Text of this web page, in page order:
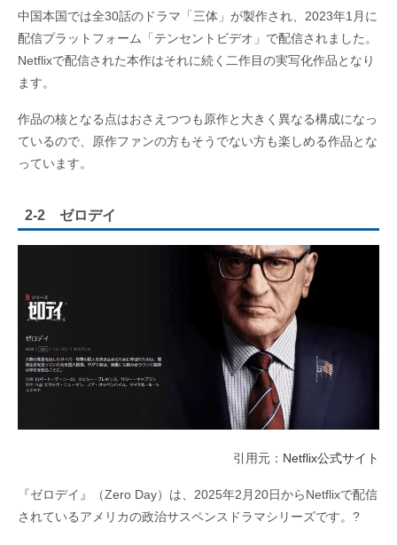
中国本国では全30話のドラマ「三体」が製作され、2023年1月に
配信プラットフォーム「テンセントビデオ」で配信されました。
Netflixで配信された本作はそれに続く二作目の実写化作品となり
ます。
作品の核となる点はおさえつつも原作と大きく異なる構成になっ
ているので、原作ファンの方もそうでない方も楽しめる作品とな
っています。
2-2 ゼロデイ
引用元： Netflix公式サイト
『ゼロデイ』（Zero Day）は、 2025年2月20日からNetflixで配信
されているアメリカの政治サスペンスドラマシリーズです。 ?